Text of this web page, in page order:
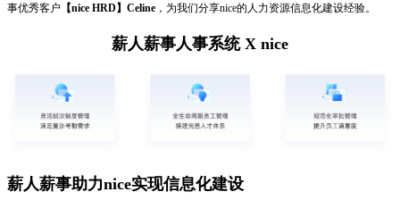
事优秀客户 【nice HRD】Celine ，为我们分享nice的人力资源信息化建设经验。
薪人薪事人事系统 X nice
薪人薪事助力nice实现信息化建设